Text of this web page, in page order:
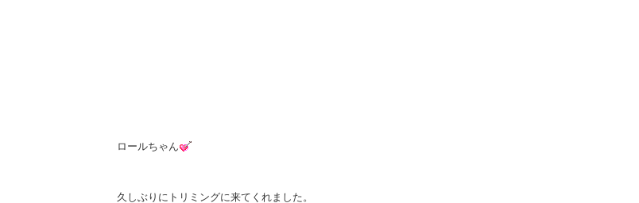
ロールちゃん
久しぶりにトリミングに来てくれました。